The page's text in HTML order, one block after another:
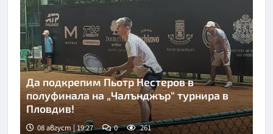
Да подкрепим Пьотр Нестеров в
полуфинала на „Чалънджър“ турнира в
Пловдив!
08 август | 19:27 0 261